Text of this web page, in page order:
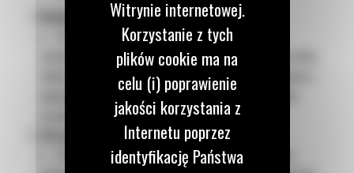
W budownictwie precyzja jest kluczowa. Waga
technologiczna umożliwia dokładny załadunek materiałów
takich jak piasek, żwiry czy beton, co zapewnia zgodność z
wymaganiami projektowymi i eliminuje ryzyko braków
W kopalniach i żwirowniach waga technologiczna
Witrynie internetowej.
Korzystanie z tych
plików cookie ma na
celu (i) poprawienie
jakości korzystania z
Internetu poprzez
identyfikację Państwa